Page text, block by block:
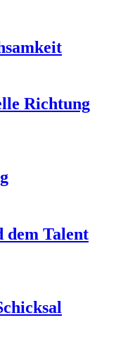
Richtung
dem Talent